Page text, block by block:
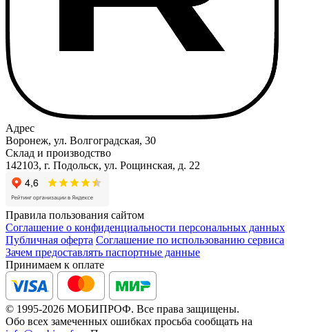
Адрес
Воронеж, ул. Волгоградская, 30
Склад и производство
142103, г. Подольск, ул. Рощинская, д. 22
Правила пользования сайтом
Соглашение о конфиденциальности персональных данных
Публичная оферта Соглашение по использованию сервиса
Зачем предоставлять паспортные данные
Принимаем к оплате
© 1995-2026 МОБИПРОФ. Все права защищены.
Обо всех замеченных ошибках просьба сообщать на